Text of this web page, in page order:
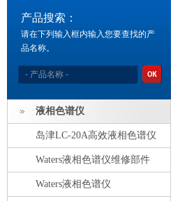
产品搜索：
请在下列输入框内输入您要查找的产
品名称。
液相色谱仪
岛津LC-20A高效液相色谱仪
Waters液相色谱仪维修部件
Waters液相色谱仪